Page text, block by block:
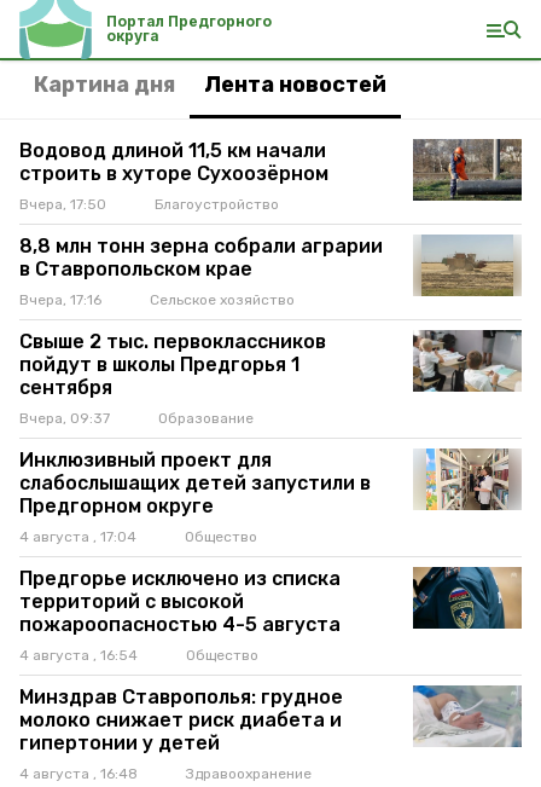
Портал Предгорного
округа
Картина дня Лента новостей
Водовод длиной 11,5 км начали
строить в хуторе Сухоозёрном
Вчера, 17:50 Благоустройство
8,8 млн тонн зерна собрали аграрии
в Ставропольском крае
Вчера, 17:16 Сельское хозяйство
Свыше 2 тыс. первоклассников
пойдут в школы Предгорья 1
сентября
Вчера, 09:37 Образование
Инклюзивный проект для
слабослышащих детей запустили в
Предгорном округе
4 августа , 17:04 Общество
Предгорье исключено из списка
территорий с высокой
пожароопасностью 4-5 августа
4 августа , 16:54 Общество
Минздрав Ставрополья: грудное
молоко снижает риск диабета и
гипертонии у детей
4 августа , 16:48 Здравоохранение